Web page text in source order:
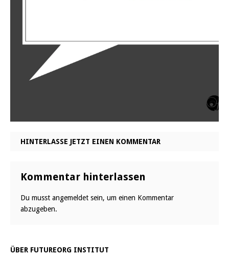
HINTERLASSE JETZT EINEN KOMMENTAR
Kommentar hinterlassen
Du musst angemeldet sein, um einen Kommentar
abzugeben.
ÜBER FUTUREORG INSTITUT